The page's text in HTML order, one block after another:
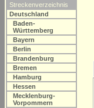
Streckenverzeichnis
Deutschland
Baden-
Württemberg
Bayern
Berlin
Brandenburg
Bremen
Hamburg
Hessen
Mecklenburg-
Vorpommern